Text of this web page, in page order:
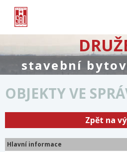
stavební
OBJEKTY VE
Zpět na
Hlavní informace